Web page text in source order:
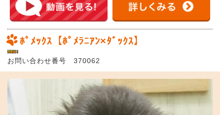
ﾎﾟﾒｯｸｽ【ﾎﾟﾒﾗﾆｱﾝ×ﾀﾞｯｸｽ】
お問い合わせ番号 370062